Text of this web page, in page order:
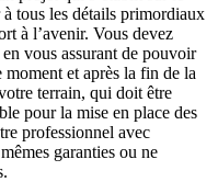
tous les détails primordiaux
à l’avenir. Vous devez
vous assurant de pouvoir
moment et après la fin de la
terrain, qui doit être
pour la mise en place des
professionnel avec
garanties ou ne